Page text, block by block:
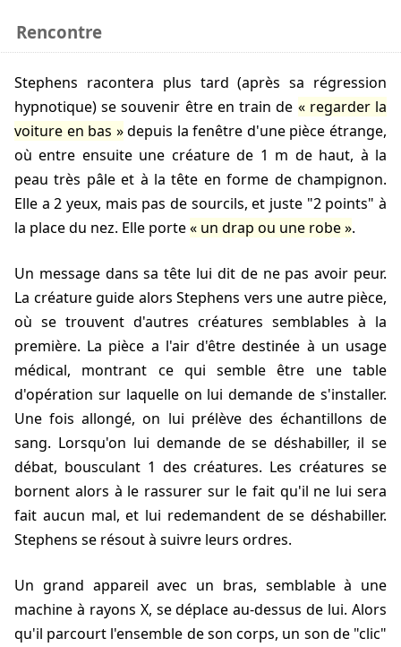
Rencontre
Stephens racontera plus tard (après sa régression
hypnotique) se souvenir être en train de
regarder la
voiture en bas
depuis la fenêtre d'une pièce étrange,
où entre ensuite une créature de 1 m de haut, à la
peau très pâle et à la tête en forme de champignon.
Elle a 2 yeux, mais pas de sourcils, et juste "2 points" à
la place du nez. Elle porte
un drap ou une robe .
Un message dans sa tête lui dit de ne pas avoir peur.
La créature guide alors Stephens vers une autre pièce,
où se trouvent d'autres créatures semblables à la
première. La pièce a l'air d'être destinée à un usage
médical, montrant ce qui semble être une table
d'opération sur laquelle on lui demande de s'installer.
Une fois allongé, on lui prélève des échantillons de
sang. Lorsqu'on lui demande de se déshabiller, il se
débat, bousculant 1 des créatures. Les créatures se
bornent alors à le rassurer sur le fait qu'il ne lui sera
fait aucun mal, et lui redemandent de se déshabiller.
Stephens se résout à suivre leurs ordres.
Un grand appareil avec un bras, semblable à une
machine à rayons X, se déplace au-dessus de lui. Alors
qu'il parcourt l'ensemble de son corps, un son de "clic"